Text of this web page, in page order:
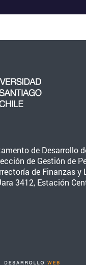
de Desarrollo
de Gestión de
de Finanzas y
3412, Estación